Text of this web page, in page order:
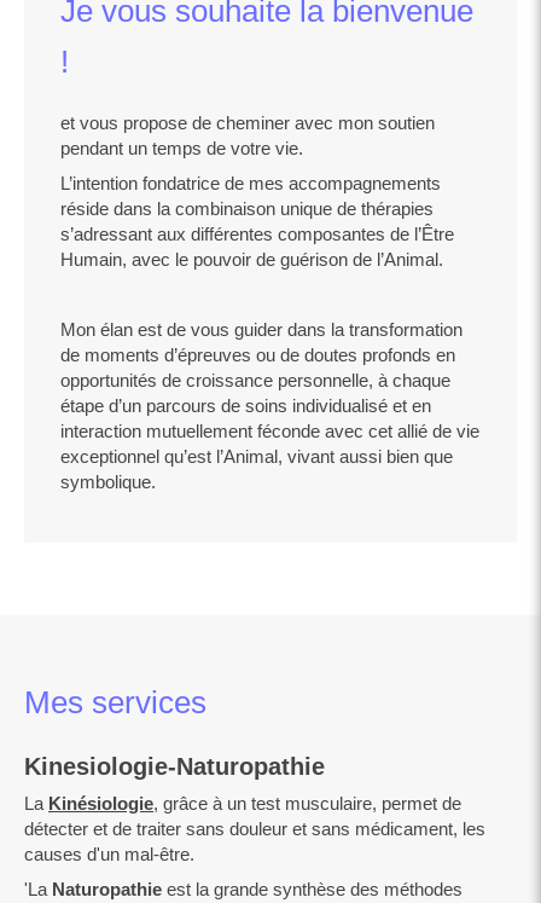
Je vous souhaite la bienvenue
!
et vous propose de cheminer avec mon soutien
pendant un temps de votre vie.
L’intention fondatrice de mes accompagnements
réside dans la combinaison unique de thérapies
s’adressant aux différentes composantes de l’Être
Humain, avec le pouvoir de guérison de l’Animal.
Mon élan est de vous guider dans la transformation
de moments d’épreuves ou de doutes profonds en
opportunités de croissance personnelle, à chaque
étape d’un parcours de soins individualisé et en
interaction mutuellement féconde avec cet allié de vie
exceptionnel qu’est l’Animal, vivant aussi bien que
symbolique.
Mes services
Kinesiologie-Naturopathie
La Kinésiologie, grâce à un test musculaire, permet de
détecter et de traiter sans douleur et sans médicament, les
causes d'un mal-être.
'La Naturopathie est la grande synthèse des méthodes